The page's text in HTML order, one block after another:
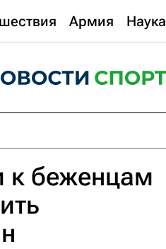
Армия Наука
к беженцам